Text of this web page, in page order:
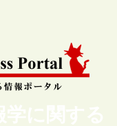
学に関する